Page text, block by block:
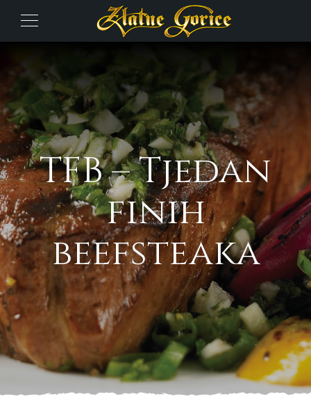
TFB – Tjedan
finih
beefsteaka